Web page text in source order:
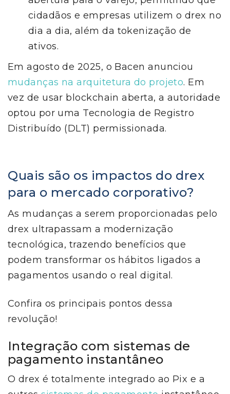
cidadãos e empresas utilizem o drex no
dia a dia, além da tokenização de
ativos.
Em agosto de 2025, o Bacen anunciou
mudanças na arquitetura do projeto. Em
vez de usar blockchain aberta, a autoridade
optou por uma Tecnologia de Registro
Distribuído (DLT) permissionada.
Quais são os impactos do drex
para o mercado corporativo?
As mudanças a serem proporcionadas pelo
drex ultrapassam a modernização
tecnológica, trazendo benefícios que
podem transformar os hábitos ligados a
pagamentos usando o real digital.
Confira os principais pontos dessa
revolução!
Integração com sistemas de
pagamento instantâneo
O drex é totalmente integrado ao Pix e a